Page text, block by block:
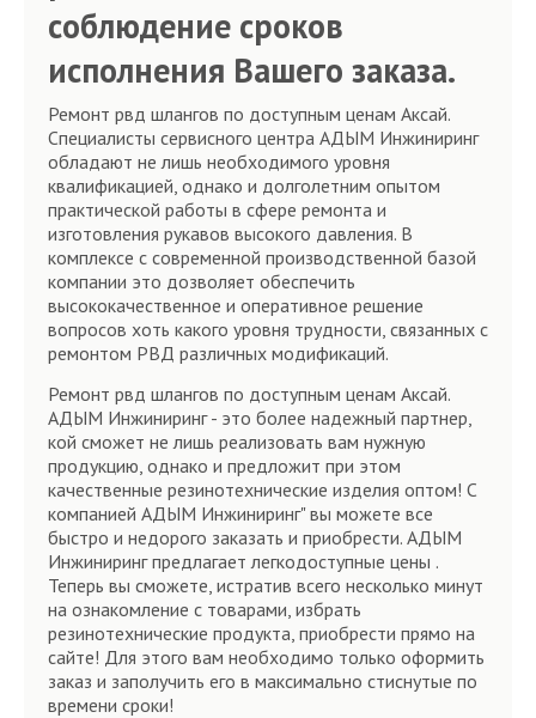
соблюдение сроков
исполнения Вашего заказа.
Ремонт рвд шлангов по доступным ценам Аксай.
Специалисты сервисного центра АДЫМ Инжиниринг
обладают не лишь необходимого уровня
квалификацией, однако и долголетним опытом
практической работы в сфере ремонта и
изготовления рукавов высокого давления. В
комплексе с современной производственной базой
компании это дозволяет обеспечить
высококачественное и оперативное решение
вопросов хоть какого уровня трудности, связанных с
ремонтом РВД различных модификаций.
Ремонт рвд шлангов по доступным ценам Аксай.
АДЫМ Инжиниринг - это более надежный партнер,
кой сможет не лишь реализовать вам нужную
продукцию, однако и предложит при этом
качественные резинотехнические изделия оптом! С
компанией АДЫМ Инжиниринг" вы можете все
быстро и недорого заказать и приобрести. АДЫМ
Инжиниринг предлагает легкодоступные цены .
Теперь вы сможете, истратив всего несколько минут
на ознакомление с товарами, избрать
резинотехнические продукта, приобрести прямо на
сайте! Для этого вам необходимо только оформить
заказ и заполучить его в максимально стиснутые по
времени сроки!